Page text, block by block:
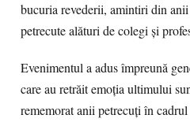
bucuria revederii, amintiri din
petrecute alături de colegi și
Evenimentul a adus împreună
care au retrăit emoția ultimului
rememorat anii petrecuți în